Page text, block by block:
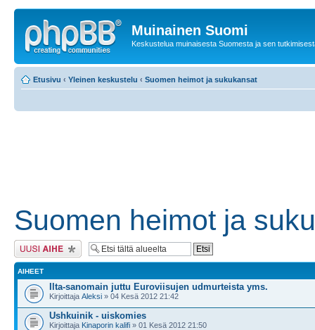
Muinainen Suomi
Keskustelua muinaisesta Suomesta ja sen
Etusivu ‹ Yleinen keskustelu ‹ Suomen heimot ja sukukansat
Suomen heimot ja
Lähetä uusi viesti
AIHEET
Ilta-sanomain juttu Euroviisujen udmurteista yms.
Kirjoittaja Aleksi » 04 Kesä 2012 21:42
Ushkuinik - uiskomies
Kirjoittaja Kinaporin kalifi » 01 Kesä 2012 21:50